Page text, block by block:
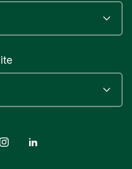
Instagram